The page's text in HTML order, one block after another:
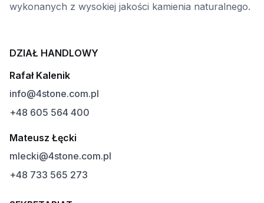
wykonanych z wysokiej jakości kamienia naturalnego.
DZIAŁ HANDLOWY
Rafał Kalenik
info@4stone.com.pl
+48 605 564 400
Mateusz Łęcki
mlecki@4stone.com.pl
+48 733 565 273